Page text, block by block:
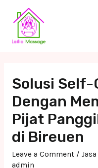
content
Solusi Self-
Dengan
Pijat
di Bireuen
Leave a Comment /
admin